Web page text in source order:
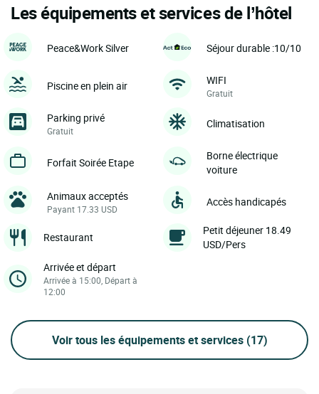
Les équipements et services de l’hôtel
Peace&Work Silver Séjour durable :10/10
Piscine en plein air WIFI
Gratuit
Parking privé
Gratuit
Climatisation
Forfait Soirée Etape
Borne électrique
voiture
Animaux acceptés
Payant 17.33 USD
Accès handicapés
Restaurant
Petit déjeuner 18.49
USD/Pers
Arrivée et départ
Arrivée à 15:00, Départ à
12:00
Voir tous les équipements et services (17)